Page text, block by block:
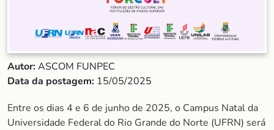
Autor:ASCOM FUNPEC
Data da postagem: 15/05/2025
Entre os dias 4 e 6 de junho de 2025, o Campus Natal da
Universidade Federal do Rio Grande do Norte (UFRN) será